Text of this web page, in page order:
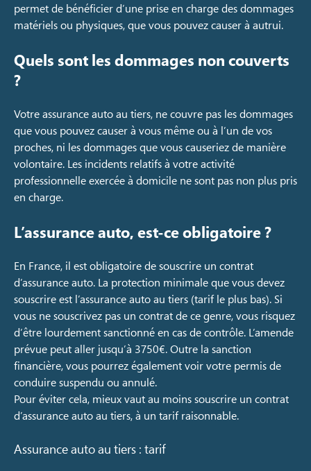
permet de bénéficier d’une prise en charge des dommages
matériels ou physiques, que vous pouvez causer à autrui.
Quels sont les dommages non couverts
?
Votre assurance auto au tiers, ne couvre pas les dommages
que vous pouvez causer à vous même ou à l’un de vos
proches, ni les dommages que vous causeriez de manière
volontaire. Les incidents relatifs à votre activité
professionnelle exercée à domicile ne sont pas non plus pris
en charge.
L’assurance auto, est-ce obligatoire ?
En France, il est obligatoire de souscrire un contrat
d’assurance auto. La protection minimale que vous devez
souscrire est l’assurance auto au tiers (tarif le plus bas). Si
vous ne souscrivez pas un contrat de ce genre, vous risquez
d’être lourdement sanctionné en cas de contrôle. L’amende
prévue peut aller jusqu’à 3750€. Outre la sanction
financière, vous pourrez également voir votre permis de
conduire suspendu ou annulé.
Pour éviter cela, mieux vaut au moins souscrire un contrat
d’assurance auto au tiers, à un tarif raisonnable.
Assurance auto au tiers : tarif